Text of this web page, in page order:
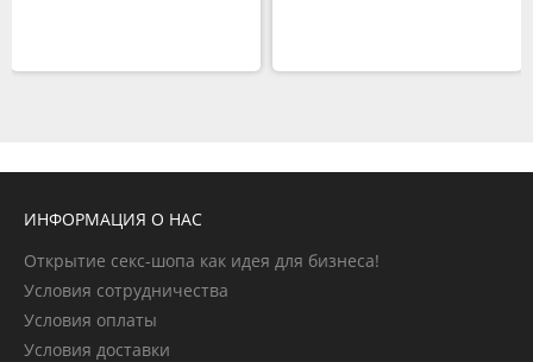
ИНФОРМАЦИЯ О НАС
Открытие секс-шопа как идея для бизнеса!
Условия сотрудничества
Условия оплаты
Условия доставки